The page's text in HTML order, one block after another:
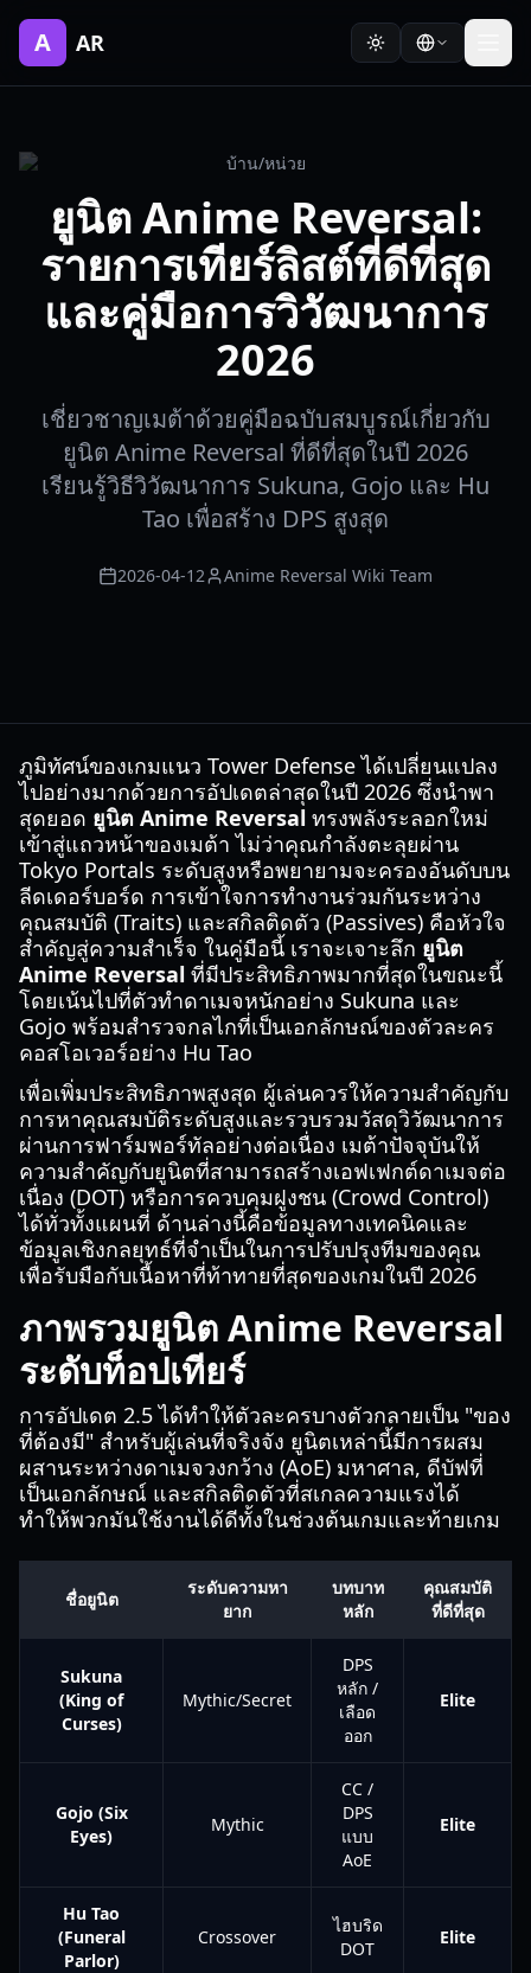
A AR
บ้าน/หน่วย
ยูนิต Anime Reversal:
รายการเทียร์ลิสต์ที่ดีที่สุด
และคู่มือการวิวัฒนาการ
2026
เชี่ยวชาญเมต้าด้วยคู่มือฉบับสมบูรณ์เกี่ยวกับ
ยูนิต Anime Reversal ที่ดีที่สุดในปี 2026
เรียนรู้วิธีวิวัฒนาการ Sukuna, Gojo และ Hu
Tao เพื่อสร้าง DPS สูงสุด
2026-04-12 Anime Reversal Wiki Team
ภูมิทัศน์ของเกมแนว Tower Defense ได้เปลี่ยนแปลง
ไปอย่างมากด้วยการอัปเดตล่าสุดในปี 2026 ซึ่งนำพา
สุดยอด ยูนิต Anime Reversal ทรงพลังระลอกใหม่
เข้าสู่แถวหน้าของเมต้า ไม่ว่าคุณกำลังตะลุยผ่าน
Tokyo Portals ระดับสูงหรือพยายามจะครองอันดับบน
ลีดเดอร์บอร์ด การเข้าใจการทำงานร่วมกันระหว่าง
คุณสมบัติ (Traits) และสกิลติดตัว (Passives) คือหัวใจ
สำคัญสู่ความสำเร็จ ในคู่มือนี้ เราจะเจาะลึก ยูนิต
Anime Reversal ที่มีประสิทธิภาพมากที่สุดในขณะนี้
โดยเน้นไปที่ตัวทำดาเมจหนักอย่าง Sukuna และ
Gojo พร้อมสำรวจกลไกที่เป็นเอกลักษณ์ของตัวละคร
คอสโอเวอร์อย่าง Hu Tao
เพื่อเพิ่มประสิทธิภาพสูงสุด ผู้เล่นควรให้ความสำคัญกับ
การหาคุณสมบัติระดับสูงและรวบรวมวัสดุวิวัฒนาการ
ผ่านการฟาร์มพอร์ทัลอย่างต่อเนื่อง เมต้าปัจจุบันให้
ความสำคัญกับยูนิตที่สามารถสร้างเอฟเฟกต์ดาเมจต่อ
เนื่อง (DOT) หรือการควบคุมฝูงชน (Crowd Control)
ได้ทั่วทั้งแผนที่ ด้านล่างนี้คือข้อมูลทางเทคนิคและ
ข้อมูลเชิงกลยุทธ์ที่จำเป็นในการปรับปรุงทีมของคุณ
เพื่อรับมือกับเนื้อหาที่ท้าทายที่สุดของเกมในปี 2026
ภาพรวมยูนิต Anime Reversal
ระดับท็อปเทียร์
การอัปเดต 2.5 ได้ทำให้ตัวละครบางตัวกลายเป็น "ของ
ที่ต้องมี" สำหรับผู้เล่นที่จริงจัง ยูนิตเหล่านี้มีการผสม
ผสานระหว่างดาเมจวงกว้าง (AoE) มหาศาล, ดีบัฟที่
เป็นเอกลักษณ์ และสกิลติดตัวที่สเกลความแรงได้
ทำให้พวกมันใช้งานได้ดีทั้งในช่วงต้นเกมและท้ายเกม
ชื่อยูนิต
ระดับความหา
ยาก
บทบาท
หลัก
คุณสมบัติ
ที่ดีที่สุด
Sukuna
(King of
Curses)
Mythic/Secret
DPS
หลัก /
เลือด
ออก
Elite
Gojo (Six
Eyes)
Mythic
CC /
DPS
แบบ
AoE
Elite
Hu Tao
(Funeral
Parlor)
Crossover
ไฮบริด
DOT
Elite